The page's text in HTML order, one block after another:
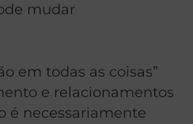
mudar
em todas as coisas”
e relacionamentos
é necessariamente